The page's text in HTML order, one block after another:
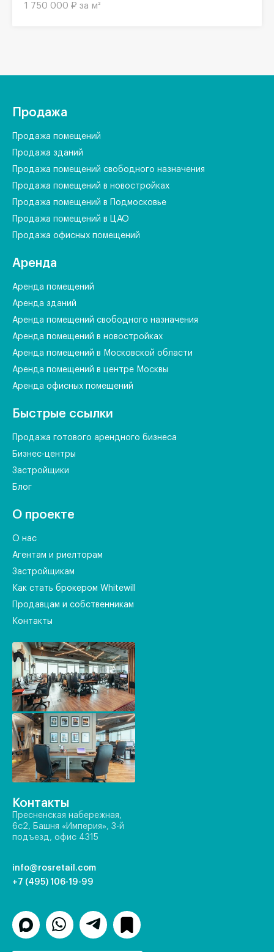
1 750 000 ₽ за м²
Продажа
Продажа помещений
Продажа зданий
Продажа помещений свободного назначения
Продажа помещений в новостройках
Продажа помещений в Подмосковье
Продажа помещений в ЦАО
Продажа офисных помещений
Аренда
Аренда помещений
Аренда зданий
Аренда помещений свободного назначения
Аренда помещений в новостройках
Аренда помещений в Московской области
Аренда помещений в центре Москвы
Аренда офисных помещений
Быстрые ссылки
Продажа готового арендного бизнеса
Бизнес-центры
Застройщики
Блог
О проекте
О нас
Агентам и риелторам
Застройщикам
Как стать брокером Whitewill
Продавцам и собственникам
Контакты
Контакты
Пресненская набережная,
6с2, Башня «Империя», 3-й
подъезд, офис 4315
info@rosretail.com
+7 (495) 106-19-99